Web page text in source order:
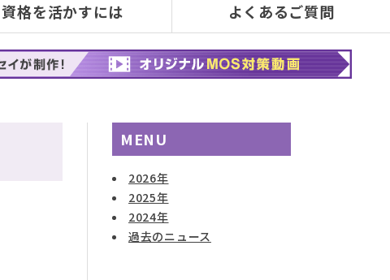
資格を活かすには よくあるご質問
MENU
2026年
2025年
2024年
過去のニュース